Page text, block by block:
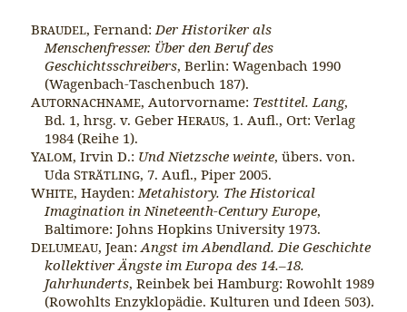
Braudel, Fernand:Der Historiker als
Menschenfresser. Über den Beruf des
Geschichtsschreibers, Berlin: Wagenbach 1990
(Wagenbach-Taschenbuch 187).
Autornachname, Autorvorname: Testtitel. Lang,
Bd. 1, hrsg. v. GeberHeraus, 1. Aufl., Ort: Verlag
1984 (Reihe 1).
Yalom, Irvin D.: Und Nietzsche weinte, übers. von.
UdaSträtling, 7. Aufl., Piper 2005.
White, Hayden:Metahistory. The Historical
Imagination in Nineteenth-Century Europe,
Baltimore: Johns Hopkins University 1973.
Delumeau, Jean:Angst im Abendland. Die Geschichte
kollektiver Ängste im Europa des 14.–18.
Jahrhunderts, Reinbek bei Hamburg: Rowohlt 1989
(Rowohlts Enzyklopädie. Kulturen und Ideen 503).